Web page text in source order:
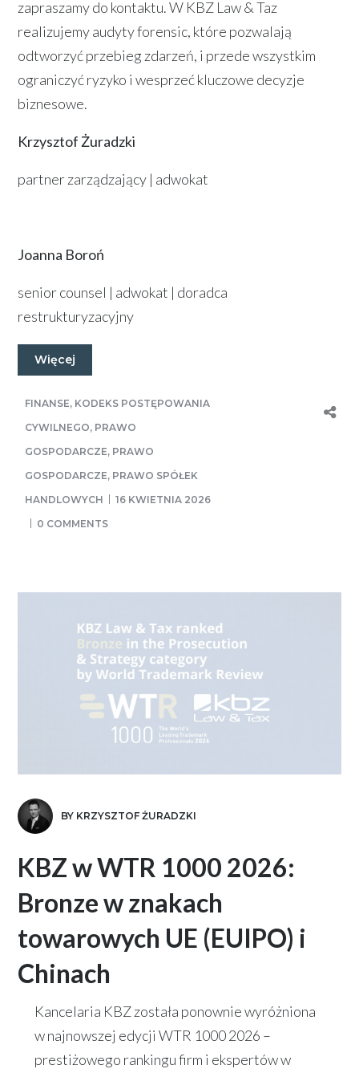
zapraszamy do kontaktu. W KBZ Law & Taz
realizujemy audyty forensic, które pozwalają
odtworzyć przebieg zdarzeń, i przede wszystkim
ograniczyć ryzyko i wesprzeć kluczowe decyzje
biznesowe.
Krzysztof Żuradzki
partner zarządzający | adwokat
Joanna Boroń
senior counsel | adwokat | doradca
restrukturyzacyjny
Więcej
FINANSE, KODEKS POSTĘPOWANIA
CYWILNEGO, PRAWO
GOSPODARCZE, PRAWO
GOSPODARCZE, PRAWO SPÓŁEK
HANDLOWYCH
16 KWIETNIA 2026
0 COMMENTS
BY KRZYSZTOF ŻURADZKI
KBZ w WTR 1000 2026:
Bronze w znakach
towarowych UE (EUIPO) i
Chinach
Kancelaria KBZ została ponownie wyróżniona
w najnowszej edycji WTR 1000 2026 –
prestiżowego rankingu firm i ekspertów w